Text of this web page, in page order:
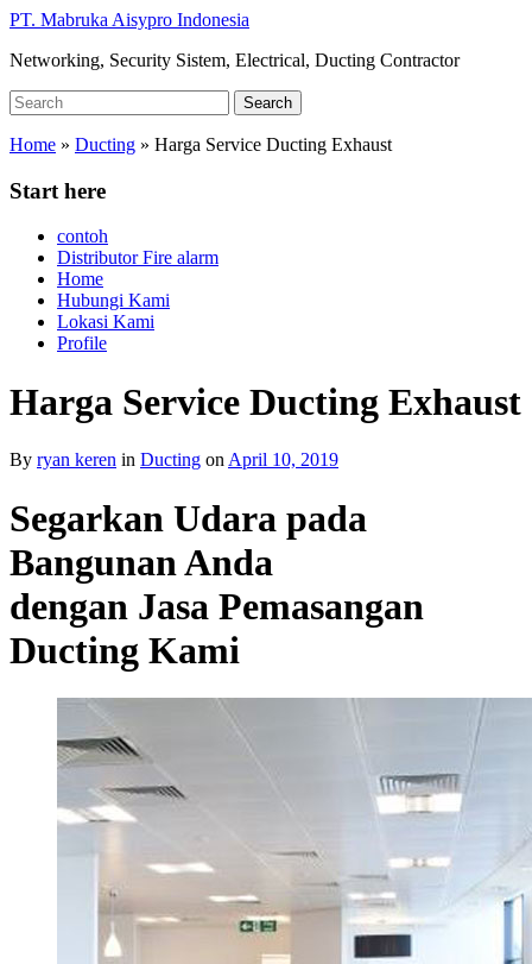
Skip
main
PT. Mabruka Aisypro Indonesia
Networking, Security Sistem, Electrical, Ducting Contractor
Search
for:
Search
Home » Ducting » Harga Service Ducting Exhaust
Start here
contoh
Distributor Fire alarm
Home
Hubungi Kami
Lokasi Kami
Profile
Harga Service Ducting Exhaust
By ryan keren in Ducting on April 10, 2019
Segarkan Udara pada
Bangunan Anda
dengan Jasa Pemasangan
Ducting Kami